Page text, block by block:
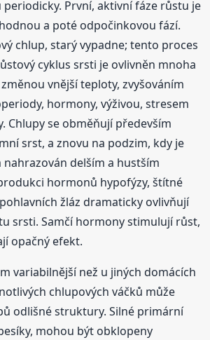
První, aktivní fáze růstu je
a poté odpočinkovou fází.
chlup, starý vypadne; tento proces
cyklus srsti je ovlivněn mnoha
vnější teploty, zvyšováním
hormony, výživou, stresem
Chlupy se obměňují především
srst, a znovu na podzim, kdy je
delším a hustším
hormonů hypofýzy, štítné
žláz dramaticky ovlivňují
srsti. Samčí hormony stimulují růst,
opačný efekt.
variabilnější než u jiných domácích
chlupových váčků může
odlišné struktury. Silné primární
mohou být obklopeny